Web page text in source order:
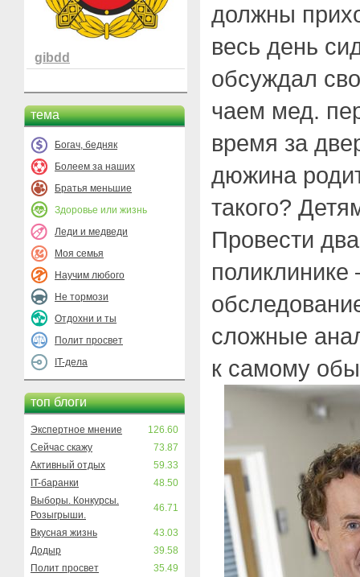
gibdd
тема
Богач, бедняк
Болеем за наших
Братья меньшие
Здоровье или жизнь
Леди и медведи
Моя семья
Научим любого
Не тормози
Отдохни и ты
Полит просвет
IT-дела
топ блоги
Экспертное мнение
126.60
Сейчас скажу
73.87
Активный отдых
59.33
IT-баранки
48.50
Выборы. Конкурсы.
Розыгрыши.
46.71
Вкусная жизнь
43.03
Додыр
39.58
Полит просвет
35.49
должны
весь день
обсуждал
чаем мед.
время за
дюжина
такого?
Провести
сложные
к самому